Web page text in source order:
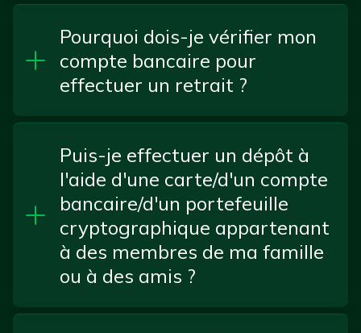
Pourquoi dois-je vérifier mon
compte bancaire pour
effectuer un retrait ?
Puis-je effectuer un dépôt à
l'aide d'une carte/d'un compte
bancaire/d'un portefeuille
cryptographique appartenant
à des membres de ma famille
ou à des amis ?